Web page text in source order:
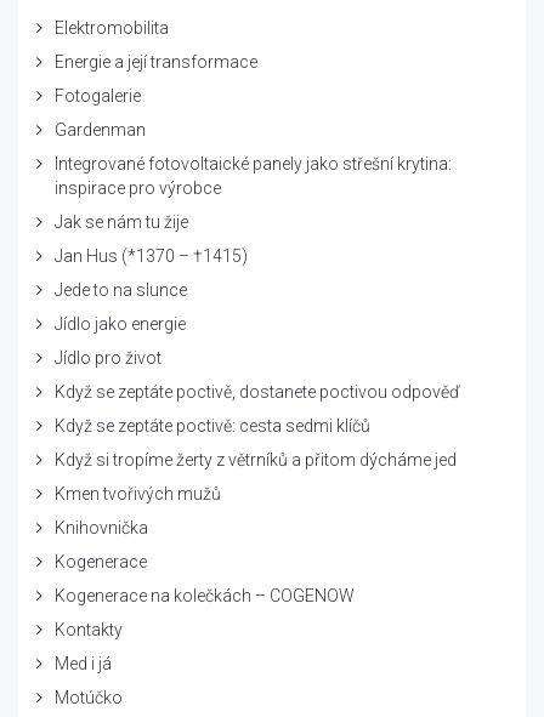
Elektromobilita
Energie a její transformace
Fotogalerie
Gardenman
Integrované fotovoltaické panely jako střešní krytina:
inspirace pro výrobce
Jak se nám tu žije
Jan Hus (*1370 – †1415)
Jede to na slunce
Jídlo jako energie
Jídlo pro život
Když se zeptáte poctivě, dostanete poctivou odpověď
Když se zeptáte poctivě: cesta sedmi klíčů
Když si tropíme žerty z větrníků a přitom dýcháme jed
Kmen tvořivých mužů
Knihovnička
Kogenerace
Kogenerace na kolečkách – COGENOW
Kontakty
Med i já
Motúčko